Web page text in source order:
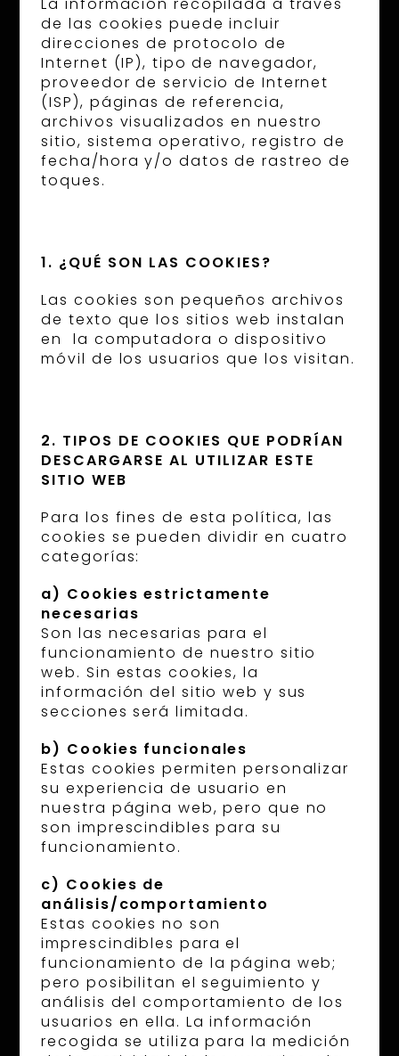
de las cookies puede incluir
direcciones de protocolo de
Internet (IP), tipo de navegador,
proveedor de servicio de Internet
(ISP), páginas de referencia,
archivos visualizados en nuestro
sitio, sistema operativo, registro de
fecha/hora y/o datos de rastreo de
toques.
1. ¿QUÉ SON LAS COOKIES?
Las cookies son pequeños archivos
de texto que los sitios web instalan
en la computadora o dispositivo
móvil de los usuarios que los visitan.
2. TIPOS DE COOKIES QUE PODRÍAN
DESCARGARSE AL UTILIZAR ESTE
SITIO WEB
Para los fines de esta política, las
cookies se pueden dividir en cuatro
categorías:
a) Cookies estrictamente
necesarias
Son las necesarias para el
funcionamiento de nuestro sitio
web. Sin estas cookies, la
información del sitio web y sus
secciones será limitada.
b) Cookies funcionales
Estas cookies permiten personalizar
su experiencia de usuario en
nuestra página web, pero que no
son imprescindibles para su
funcionamiento.
c) Cookies de
análisis/comportamiento
Estas cookies no son
imprescindibles para el
funcionamiento de la página web;
pero posibilitan el seguimiento y
análisis del comportamiento de los
usuarios en ella. La información
recogida se utiliza para la medición